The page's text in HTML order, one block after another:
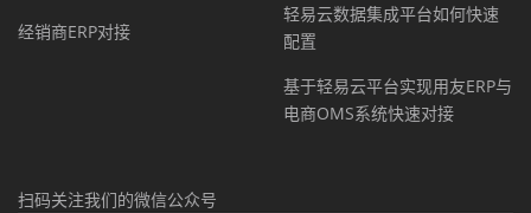
经销商ERP对接
轻易云数据集成平台如何快速
配置
基于轻易云平台实现用友ERP与
电商OMS系统快速对接
扫码关注我们的微信公众号